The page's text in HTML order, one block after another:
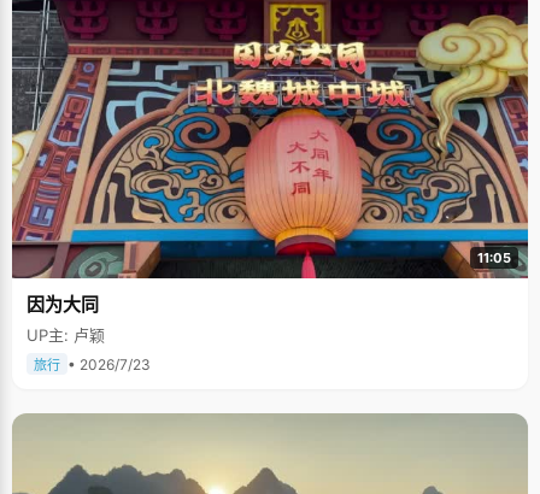
11:05
因为大同
UP主: 卢颖
旅行 • 2026/7/23